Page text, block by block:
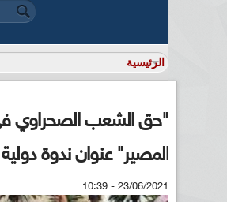
"حق الشعب الصحراوي
المصير" عنوان ندوة
23/06/2021 - 10:39